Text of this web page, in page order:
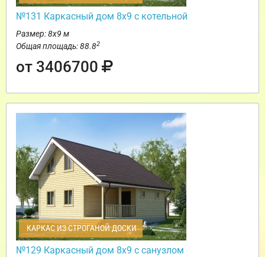
№131 Каркасный дом 8х9 с котельной
Размер: 8х9 м
Общая площадь: 88.82
от 3406700
КАРКАС ИЗ СТРОГАНОЙ ДОСКИ
№129 Каркасный дом 8х9 с санузлом